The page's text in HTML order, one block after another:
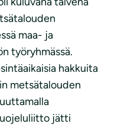
maa- ja
työryhmässä.
hakkuita
metsätalouden
jätti